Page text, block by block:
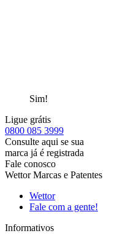
Sim!
Ligue grátis
0800 085 3999
Consulte aqui se sua
marca já é registrada
Fale conosco
Wettor Marcas e Patentes
Wettor
Fale com a gente!
Informativos